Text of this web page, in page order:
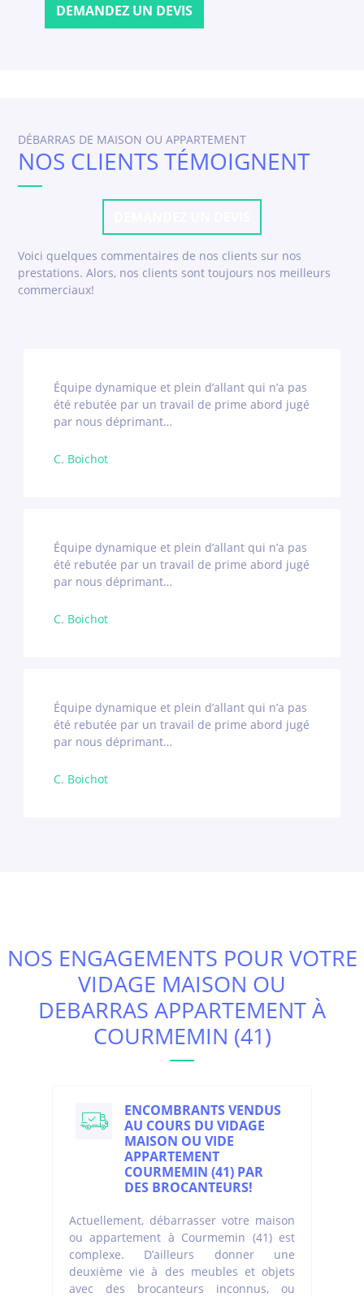
DEMANDEZ UN DEVIS
DÉBARRAS DE MAISON OU APPARTEMENT
NOS CLIENTS TÉMOIGNENT
Voici quelques commentaires de nos clients sur nos
prestations. Alors, nos clients sont toujours nos meilleurs
commerciaux!
Équipe dynamique et plein d’allant qui n’a pas
été rebutée par un travail de prime abord jugé
par nous déprimant…
C. Boichot
Équipe dynamique et plein d’allant qui n’a pas
été rebutée par un travail de prime abord jugé
par nous déprimant…
C. Boichot
Équipe dynamique et plein d’allant qui n’a pas
été rebutée par un travail de prime abord jugé
par nous déprimant…
C. Boichot
NOS ENGAGEMENTS POUR VOTRE
VIDAGE MAISON OU
DEBARRAS APPARTEMENT À
COURMEMIN (41)
ENCOMBRANTS VENDUS
AU COURS DU VIDAGE
MAISON OU VIDE
APPARTEMENT
COURMEMIN (41) PAR
DES BROCANTEURS!
Actuellement, débarrasser votre maison
ou appartement à Courmemin (41) est
complexe. D’ailleurs donner une
deuxième vie à des meubles et objets
avec des brocanteurs inconnus, ou